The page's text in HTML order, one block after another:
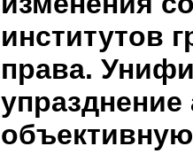
институтов
права.